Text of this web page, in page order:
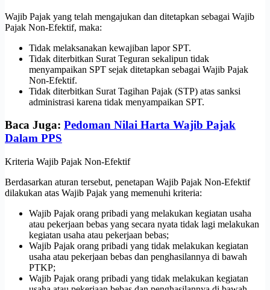
Wajib Pajak yang telah mengajukan dan ditetapkan sebagai Wajib
Pajak Non-Efektif, maka:
Tidak melaksanakan kewajiban lapor SPT.
Tidak diterbitkan Surat Teguran sekalipun tidak
menyampaikan SPT sejak ditetapkan sebagai Wajib Pajak
Non-Efektif.
Tidak diterbitkan Surat Tagihan Pajak (STP) atas sanksi
administrasi karena tidak menyampaikan SPT.
Baca Juga: Pedoman Nilai Harta Wajib Pajak
Dalam PPS
Kriteria Wajib Pajak Non-Efektif
Berdasarkan aturan tersebut, penetapan Wajib Pajak Non-Efektif
dilakukan atas Wajib Pajak yang memenuhi kriteria:
Wajib Pajak orang pribadi yang melakukan kegiatan usaha
atau pekerjaan bebas yang secara nyata tidak lagi melakukan
kegiatan usaha atau pekerjaan bebas;
Wajib Pajak orang pribadi yang tidak melakukan kegiatan
usaha atau pekerjaan bebas dan penghasilannya di bawah
PTKP;
Wajib Pajak orang pribadi yang tidak melakukan kegiatan